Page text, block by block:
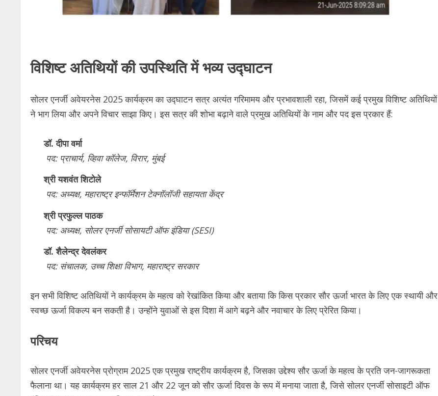
विशिष्ट अतिथियों की उपस्थिति में भव्य उद्घाटन
सोलर एनर्जी अवेयरनेस 2025 कार्यक्रम का उद्घाटन सत्र अत्यंत गरिमामय और प्रभावशाली रहा, जिसमें कई प्रमुख विशिष्ट अतिथियों
ने भाग लिया और अपने विचार साझा किए। इस सत्र की शोभा बढ़ाने वाले प्रमुख अतिथियों के नाम और पद इस प्रकार हैं:
डॉ. दीपा वर्मा
पद: प्राचार्य, व्हिवा कॉलेज, विरार, मुंबई
श्री यशवंत शिटोले
पद: अध्यक्ष, महाराष्ट्र इन्फॉर्मेशन टेक्नॉलॉजी सहायता केंद्र
श्री प्रफुल्ल पाठक
पद: अध्यक्ष, सोलर एनर्जी सोसायटी ऑफ इंडिया (SESI)
डॉ. शैलेन्द्र देवलंकर
पद: संचालक, उच्च शिक्षा विभाग, महाराष्ट्र सरकार
इन सभी विशिष्ट अतिथियों ने कार्यक्रम के महत्व को रेखांकित किया और बताया कि किस प्रकार सौर ऊर्जा भारत के लिए एक स्थायी और
स्वच्छ ऊर्जा विकल्प बन सकती है। उन्होंने युवाओं से इस दिशा में आगे बढ़ने और नवाचार के लिए प्रेरित किया।
परिचय
सोलर एनर्जी अवेयरनेस प्रोग्राम 2025 एक प्रमुख राष्ट्रीय कार्यक्रम है, जिसका उद्देश्य सौर ऊर्जा के महत्व के प्रति जन-जागरूकता
फैलाना था। यह कार्यक्रम हर साल 21 और 22 जून को सौर ऊर्जा दिवस के रूप में मनाया जाता है, जिसे सोलर एनर्जी सोसाइटी ऑफ